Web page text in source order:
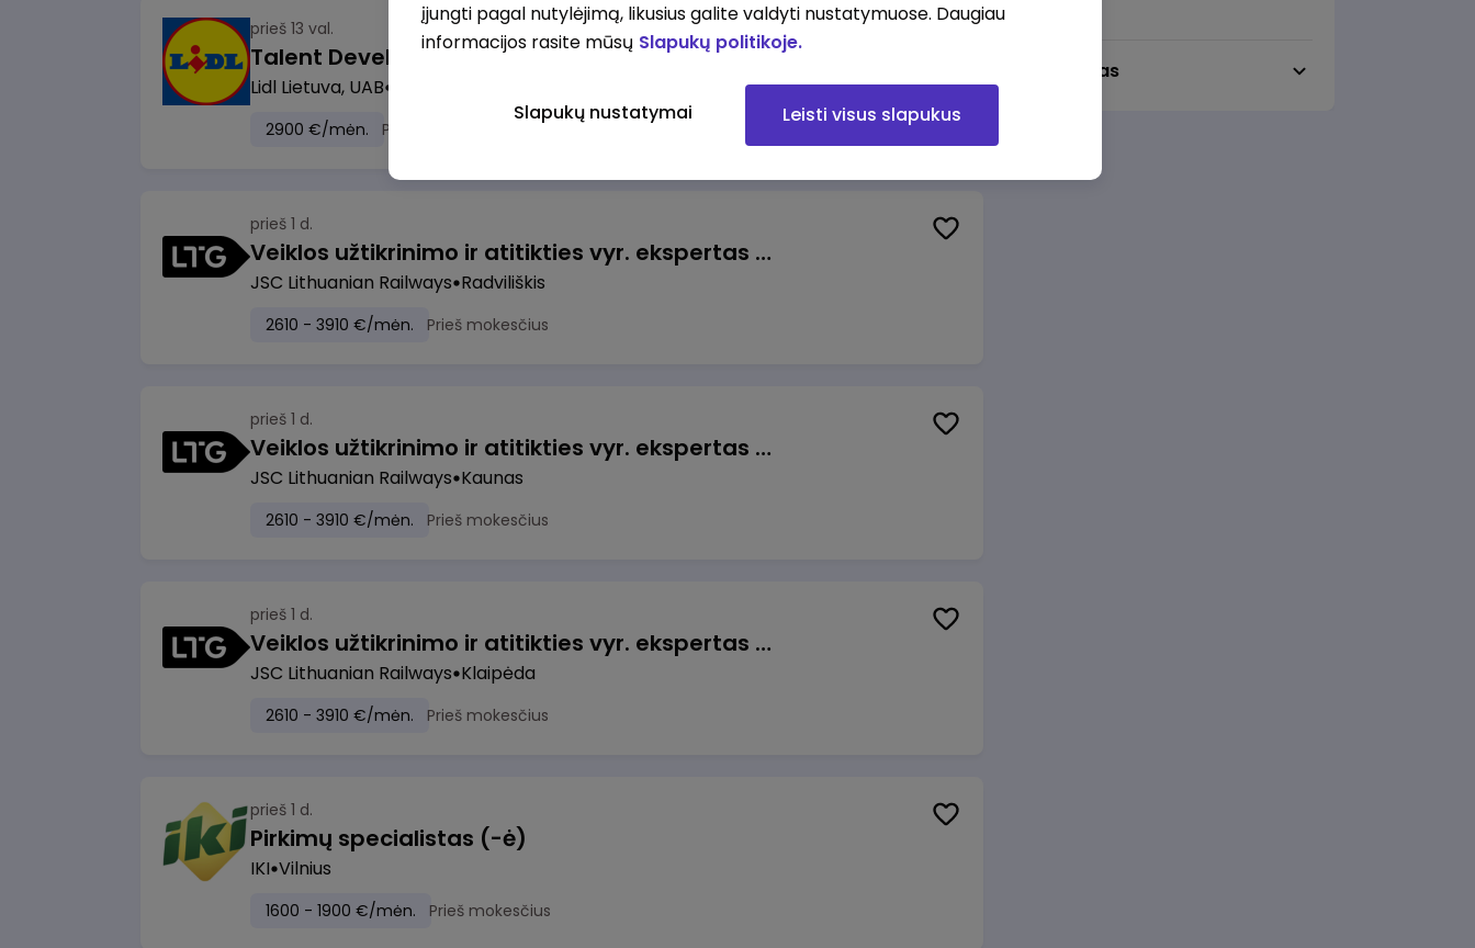
prieš 13 val.
Talent Development Project Manager (fixed term - 1.5 years)
Lidl Lietuva, UAB
2900 €/mėn. Prieš mokesčius
prieš 1 d.
Veiklos užtikrinimo ir atitikties vyr. ekspertas (-ė) (Radviliškis) (Radviliškis, LT)
JSC Lithuanian Railways Radviliškis
2610 - 3910 €/mėn. Prieš mokesčius
prieš 1 d.
Veiklos užtikrinimo ir atitikties vyr. ekspertas (-ė) (Kaunas) (Kaunas, LT)
JSC Lithuanian Railways Kaunas
2610 - 3910 €/mėn. Prieš mokesčius
prieš 1 d.
Veiklos užtikrinimo ir atitikties vyr. ekspertas (-ė) (Klaipėda) (Klaipėda, LT)
JSC Lithuanian Railways Klaipėda
2610 - 3910 €/mėn. Prieš mokesčius
prieš 1 d.
Pirkimų specialistas (-ė)
IKI Vilnius
1600 - 1900 €/mėn. Prieš mokesčius
Darbo laikas
įjungti pagal nutylėjimą, likusius galite valdyti nustatymuose. Daugiau
informacijos rasite mūsų Slapukų politikoje.
Slapukų nustatymai Leisti visus slapukus